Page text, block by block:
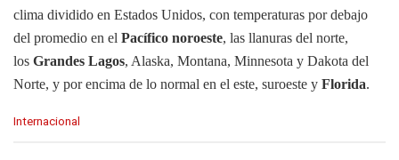
clima dividido en Estados Unidos, con temperaturas por debajo
del promedio en el Pacífico noroeste, las llanuras del norte,
los Grandes Lagos, Alaska, Montana, Minnesota y Dakota del
Norte, y por encima de lo normal en el este, suroeste y Florida.
C
Internacional